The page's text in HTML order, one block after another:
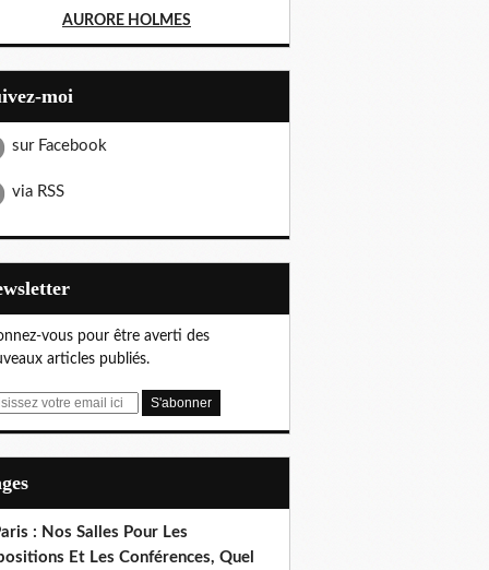
AURORE HOLMES
moi
sur Facebook
via RSS
vous pour être averti des
articles publiés.
: Nos Salles Pour Les
Et Les Conférences, Quel